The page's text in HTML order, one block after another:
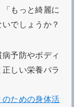
もっと綺麗に
でしょうか？
予防やボディ
しい栄養バラ
のための身体活